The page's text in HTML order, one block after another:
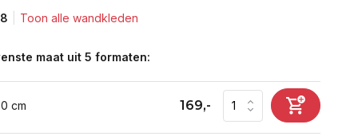
Toon alle wandkleden
maat uit 5 formaten:
cm 169,-